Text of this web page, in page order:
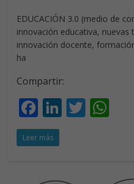
EDUCACIÓN 3.0 (medio de
innovación educativa,
innovación docente,
ha
Compartir:
F
ac
e
Li T
Leer más